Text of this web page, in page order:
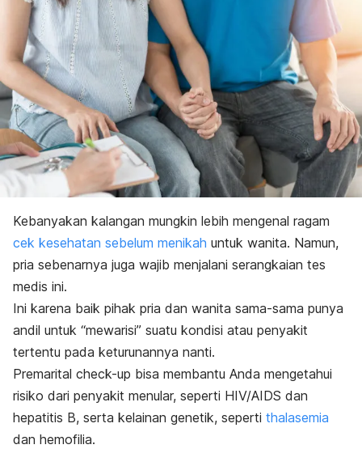
Kebanyakan kalangan mungkin lebih mengenal ragam
cek kesehatan sebelum menikah untuk wanita. Namun,
pria sebenarnya juga wajib menjalani serangkaian tes
medis ini.
Ini karena baik pihak pria dan wanita sama-sama punya
andil untuk “mewarisi” suatu kondisi atau penyakit
tertentu pada keturunannya nanti.
Premarital check-up bisa membantu Anda mengetahui
risiko dari penyakit menular, seperti HIV/AIDS dan
hepatitis B, serta kelainan genetik, seperti thalasemia
dan hemofilia.